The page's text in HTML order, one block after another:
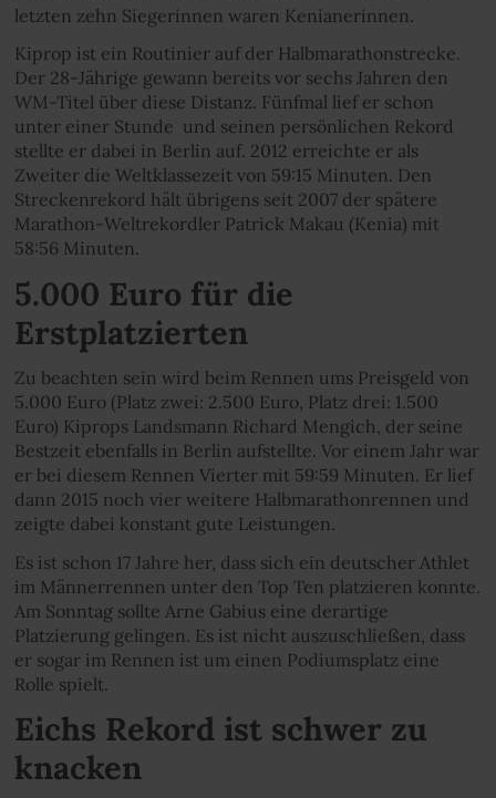
letzten zehn Siegerinnen waren Kenianerinnen.
Kiprop ist ein Routinier auf der Halbmarathonstrecke.
Der 28-­Jährige gewann bereits vor sechs Jahren den
WM-Titel über diese Distanz. Fünfmal lief er schon
unter einer Stunde ­ und seinen persönlichen Rekord
stellte er dabei in Berlin auf. 2012 erreichte er als
Zweiter die Weltklassezeit von 59:15 Minuten. Den
Streckenrekord hält übrigens seit 2007 der spätere
Marathon-Weltrekordler Patrick Makau (Kenia) mit
58:56 Minuten.
5.000 Euro für die
Erstplatzierten
Zu beachten sein wird beim Rennen ums Preisgeld von
5.000 Euro (Platz zwei: 2.500 Euro, Platz drei: 1.500
Euro) Kiprops Landsmann Richard Mengich, der seine
Bestzeit ebenfalls in Berlin aufstellte. Vor einem Jahr war
er bei diesem Rennen Vierter mit 59:59 Minuten. Er lief
dann 2015 noch vier weitere Halbmarathonrennen und
zeigte dabei konstant gute Leistungen.
Es ist schon 17 Jahre her, dass sich ein deutscher Athlet
im Männerrennen unter den Top Ten platzieren konnte.
Am Sonntag sollte Arne Gabius eine derartige
Platzierung gelingen. Es ist nicht auszuschließen, dass
er sogar im Rennen ist um einen Podiumsplatz eine
Rolle spielt.
Eichs Rekord ist schwer zu
knacken